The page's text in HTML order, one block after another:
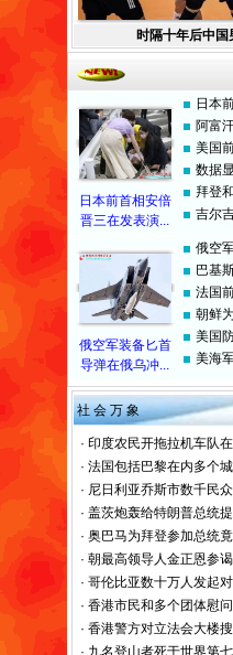
时隔十年后中
日本前首相安倍
晋三在发表演...
日本
阿富
美国
数据
拜登
吉尔
俄空军装备匕首
导弹在俄乌冲...
俄空
巴基
法国
朝鲜
美国
美海
社 会 万 象
· 印度农民开拖拉机车队
· 法国包括巴黎在内多个
· 尼日利亚乔斯市数千民
· 盖茨炮轰给特朗普总统
· 奥巴马为拜登参加总统
· 朝最高领导人金正恩参
· 哥伦比亚数十万人发起
· 香港市民和多个团体慰
· 香港警方对立法会大楼
· 九名登山者死于世界第